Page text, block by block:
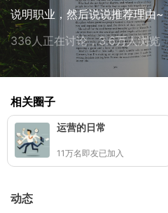
说明职业，然后说说推荐理由~
336人正在讨论，3.6万人浏览
相关圈子
运营的日常
11万名即友已加入
动态